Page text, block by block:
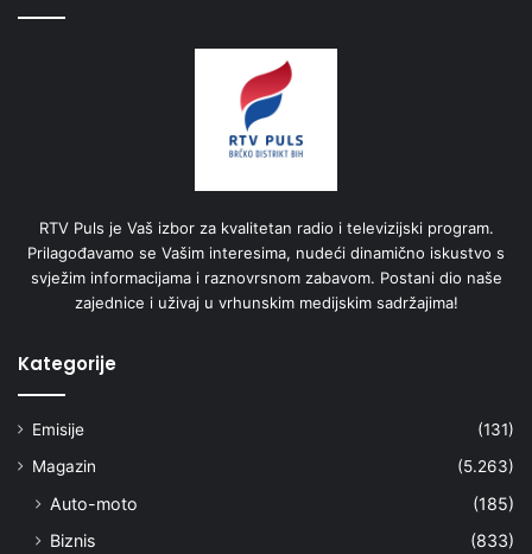
RTV Puls je Vaš izbor za kvalitetan radio i televizijski program.
Prilagođavamo se Vašim interesima, nudeći dinamično iskustvo s
svježim informacijama i raznovrsnom zabavom. Postani dio naše
zajednice i uživaj u vrhunskim medijskim sadržajima!
Kategorije
Emisije
(131)
Magazin
(5.263)
Auto-moto
(185)
Biznis
(833)